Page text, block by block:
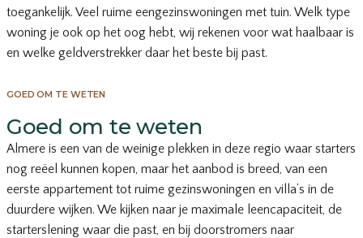
toegankelijk. Veel ruime eengezinswoningen met tuin. Welk type
woning je ook op het oog hebt, wij rekenen voor wat haalbaar is
en welke geldverstrekker daar het beste bij past.
GOED OM TE WETEN
Goed om te weten
Almere is een van de weinige plekken in deze regio waar starters
nog reëel kunnen kopen, maar het aanbod is breed, van een
eerste appartement tot ruime gezinswoningen en villa’s in de
duurdere wijken. We kijken naar je maximale leencapaciteit, de
starterslening waar die past, en bij doorstromers naar